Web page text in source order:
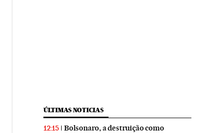
ÚLTIMAS NOTICIAS
12:15
Bolsonaro, a destruição como